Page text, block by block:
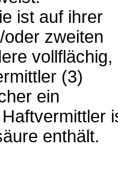
ist auf ihrer
zweiten
vollflächig,
(3)
ein
enthält.